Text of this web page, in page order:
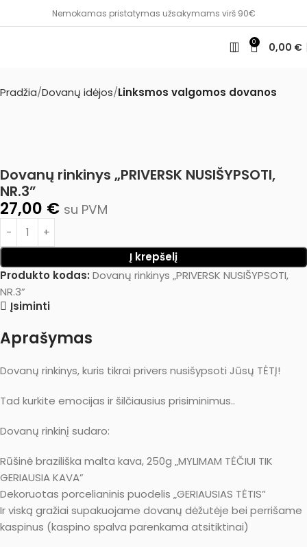
Nemokamas pristatymas užsakymams virš 90€
0 0,00 €
Pradžia Dovanų idėjos Linksmos valgomos dovanos
Dovanų rinkinys „PRIVERSK NUSIŠYPSOTI,
NR.3”
27,00 € su PVM
Į krepšelį
Produkto kodas: Dovanų rinkinys „PRIVERSK NUSIŠYPSOTI,
NR.3”
Įsiminti
Aprašymas
Dovanų rinkinys, kuris tikrai privers nusišypsoti Jūsų TĖTĮ!
Tad kurkite emocijas ir šilčiausius prisiminimus..
Dovanų rinkinį sudaro:
Rūšinė braziliška malta kava, 250g „MYLIMAM TĖČIUI TIK
GERIAUSIA KAVA”
Dekoruotas porcelianinis puodelis „GERIAUSIAS TĖTIS”
Ir viską gražiai supakuojame dovanų dėžutėje bei perrišame
kaspinus (kaspino spalva parenkama atsitiktinai)